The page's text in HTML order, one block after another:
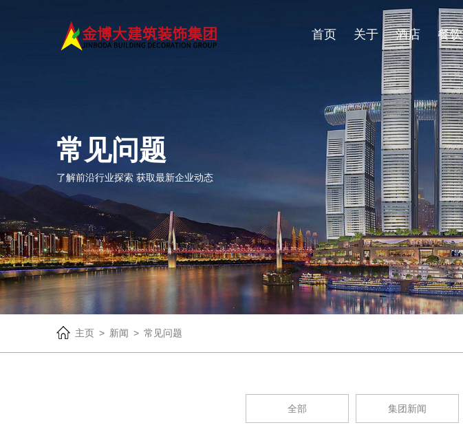
首页 关于 酒店 餐饮
常见问题
了解前沿行业探索 获取最新企业动态
主页 > 新闻 > 常见问题
全部 集团新闻